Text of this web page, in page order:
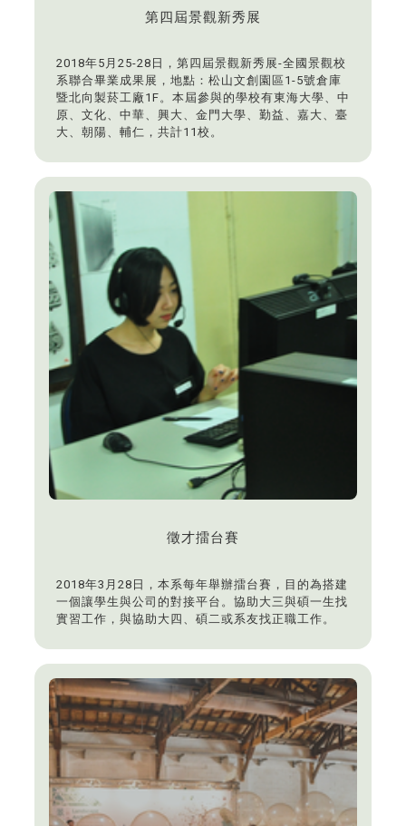
第四屆景觀新秀展
2018年5月25-28日，第四屆景觀新秀展-全國景觀校
系聯合畢業成果展，地點：松山文創園區1-5號倉庫
暨北向製菸工廠1F。本屆參與的學校有東海大學、中
原、文化、中華、興大、金門大學、勤益、嘉大、臺
大、朝陽、輔仁，共計11校。
徵才擂台賽
2018年3月28日，本系每年舉辦擂台賽，目的為搭建
一個讓學生與公司的對接平台。協助大三與碩一生找
實習工作，與協助大四、碩二或系友找正職工作。